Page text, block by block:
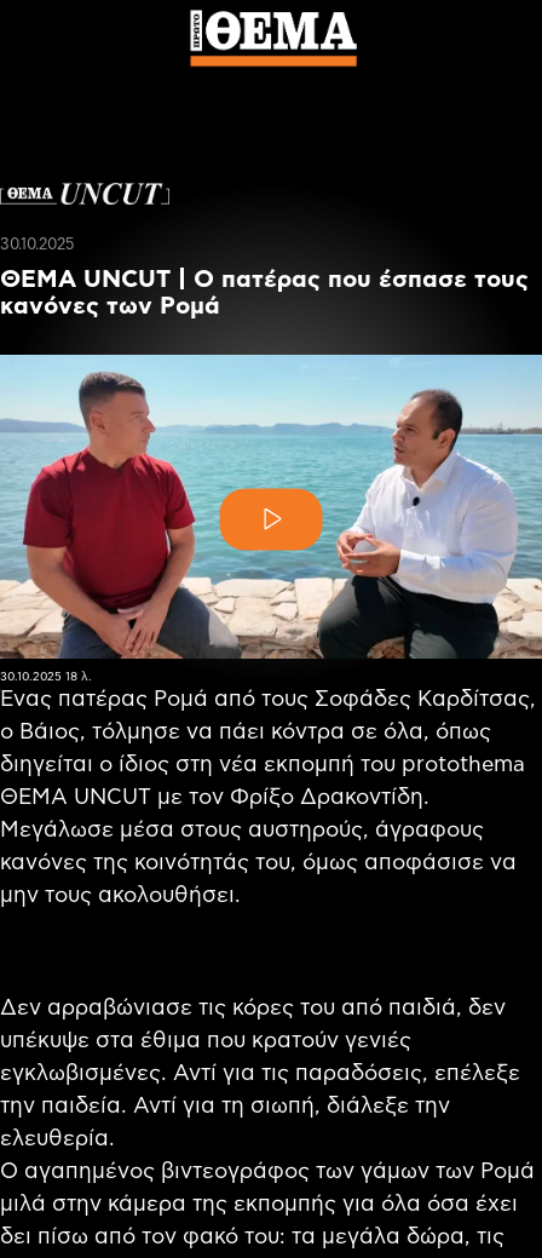
30.10.2025
ΘΕΜΑ UNCUT | Ο πατέρας που έσπασε τους
κανόνες των Ρομά
30.10.2025 18 λ.
Ένας πατέρας Ρομά από τους Σοφάδες Καρδίτσας,
ο Βάιος, τόλμησε να πάει κόντρα σε όλα, όπως
διηγείται ο ίδιος στη νέα εκπομπή του protothema
ΘΕΜΑ UNCUT με τον Φρίξο Δρακοντίδη.
Μεγάλωσε μέσα στους αυστηρούς, άγραφους
κανόνες της κοινότητάς του, όμως αποφάσισε να
μην τους ακολουθήσει.
Δεν αρραβώνιασε τις κόρες του από παιδιά, δεν
υπέκυψε στα έθιμα που κρατούν γενιές
εγκλωβισμένες. Αντί για τις παραδόσεις, επέλεξε
την παιδεία. Αντί για τη σιωπή, διάλεξε την
ελευθερία.
Ο αγαπημένος βιντεογράφος των γάμων των Ρομά
μιλά στην κάμερα της εκπομπής για όλα όσα έχει
δει πίσω από τον φακό του: τα μεγάλα δώρα, τις